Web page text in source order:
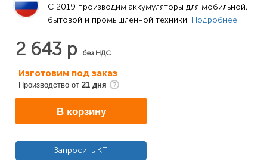
C 2019 производим аккумуляторы для мобильной,
бытовой и промышленной техники. Подробнее.
2 643 р без НДС
Изготовим под заказ
Производство от 21 дня
В корзину
Запросить КП